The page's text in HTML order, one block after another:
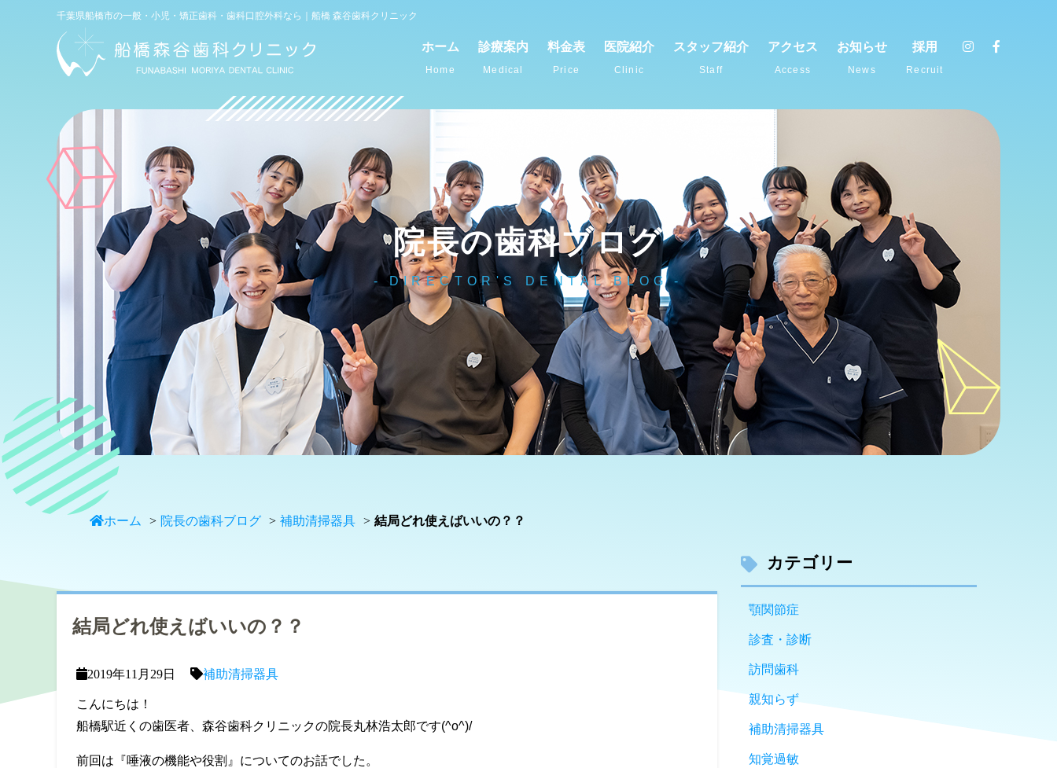
千葉県船橋市の一般・小児・矯正歯科・歯科口腔外科なら｜船橋 森谷歯科クリニック
ホーム
Home
診療案内
Medical
料金表
Price
医院紹介
Clinic
スタッフ紹介
Staff
アクセス
Access
お知らせ
News
採用
Recruit
(初診専用)
お問い合わせ
院長の歯科ブログ
DIRECTOR'S DENTAL BLOG
ホーム 院長の歯科ブログ 補助清掃器具 結局どれ使えばいいの？？
結局どれ使えばいいの？？
2019年11月29日 補助清掃器具
こんにちは！
船橋駅近くの歯医者、森谷歯科クリニックの院長丸林浩太郎です(^o^)/
前回は『唾液の機能や役割』についてのお話でした。
カテゴリー
顎関節症
診査・診断
訪問歯科
親知らず
補助清掃器具
知覚過敏